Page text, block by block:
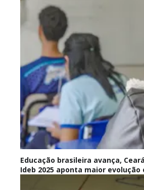
Educação brasileira avança,
Ideb 2025 aponta maior evolução